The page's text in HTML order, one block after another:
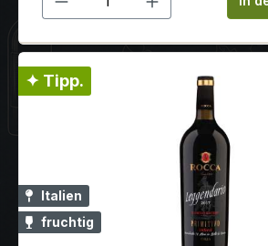
✦ Tipp.
Italien
fruchtig